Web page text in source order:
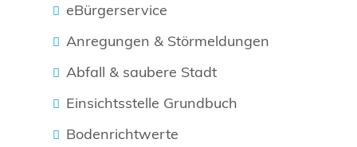
eBürgerservice
Anregungen & Störmeldungen
Abfall & saubere Stadt
Einsichtsstelle Grundbuch
Bodenrichtwerte